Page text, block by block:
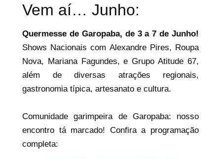
Vem aí… Junho:
Quermesse de Garopaba, de 3 a 7 de Junho!
Shows Nacionais com Alexandre Pires, Roupa
Nova, Mariana Fagundes, e Grupo Atitude 67,
além de diversas atrações regionais,
gastronomia típica, artesanato e cultura.
Comunidade garimpeira de Garopaba: nosso
encontro tá marcado! Confira a programação
completa: